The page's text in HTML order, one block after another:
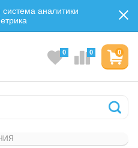
система аналитики
0
0 0